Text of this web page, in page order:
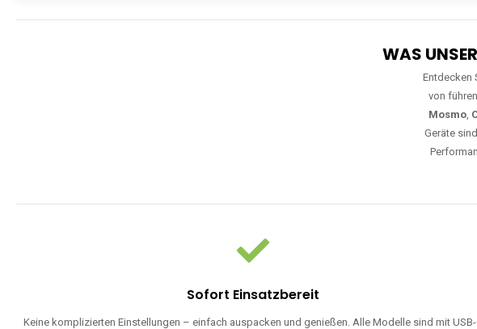
WAS
Entdecken
von
Mosmo,
Geräte
Sofort Einsatzbereit
Keine komplizierten Einstellungen – einfach auspacken und genießen. Alle Modelle sind mit USB-